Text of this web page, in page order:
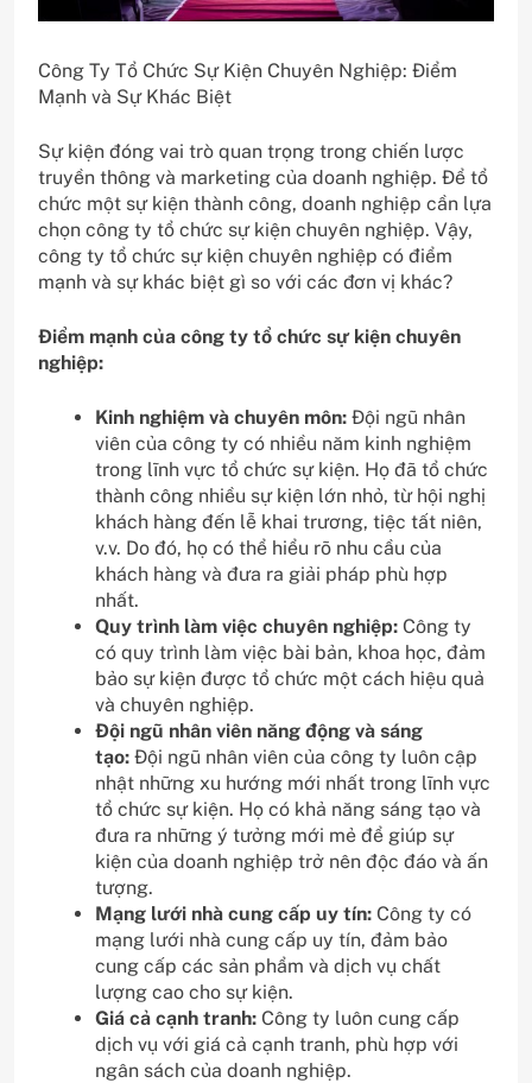
Công Ty Tổ Chức Sự Kiện Chuyên Nghiệp: Điểm
Mạnh và Sự Khác Biệt
Sự kiện đóng vai trò quan trọng trong chiến lược
truyền thông và marketing của doanh nghiệp. Để tổ
chức một sự kiện thành công, doanh nghiệp cần lựa
chọn công ty tổ chức sự kiện chuyên nghiệp. Vậy,
công ty tổ chức sự kiện chuyên nghiệp có điểm
mạnh và sự khác biệt gì so với các đơn vị khác?
Điểm mạnh của công ty tổ chức sự kiện chuyên
nghiệp:
Kinh nghiệm và chuyên môn: Đội ngũ nhân
viên của công ty có nhiều năm kinh nghiệm
trong lĩnh vực tổ chức sự kiện. Họ đã tổ chức
thành công nhiều sự kiện lớn nhỏ, từ hội nghị
khách hàng đến lễ khai trương, tiệc tất niên,
v.v. Do đó, họ có thể hiểu rõ nhu cầu của
khách hàng và đưa ra giải pháp phù hợp
nhất.
Quy trình làm việc chuyên nghiệp: Công ty
có quy trình làm việc bài bản, khoa học, đảm
bảo sự kiện được tổ chức một cách hiệu quả
và chuyên nghiệp.
Đội ngũ nhân viên năng động và sáng
tạo: Đội ngũ nhân viên của công ty luôn cập
nhật những xu hướng mới nhất trong lĩnh vực
tổ chức sự kiện. Họ có khả năng sáng tạo và
đưa ra những ý tưởng mới mẻ để giúp sự
kiện của doanh nghiệp trở nên độc đáo và ấn
tượng.
Mạng lưới nhà cung cấp uy tín: Công ty có
mạng lưới nhà cung cấp uy tín, đảm bảo
cung cấp các sản phẩm và dịch vụ chất
lượng cao cho sự kiện.
Giá cả cạnh tranh: Công ty luôn cung cấp
dịch vụ với giá cả cạnh tranh, phù hợp với
ngân sách của doanh nghiệp.